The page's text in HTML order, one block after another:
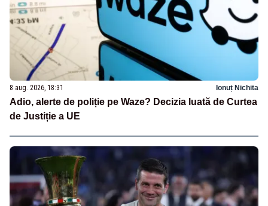
8 aug. 2026, 18:31 Ionuț Nichita
Adio, alerte de poliție pe Waze? Decizia luată de Curtea
de Justiție a UE